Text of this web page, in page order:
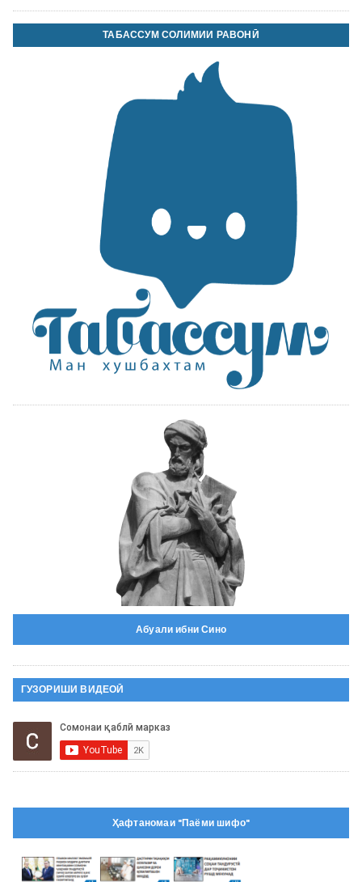
ТАБАССУМ СОЛИМИИ РАВОНӢ
Абуали ибни Сино
ГУЗОРИШИ ВИДЕОӢ
Ҳафтаномаи "Паёми шифо"